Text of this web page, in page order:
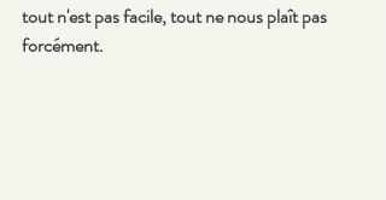
tout n'est pas facile, tout ne nous plaît pas
forcément.